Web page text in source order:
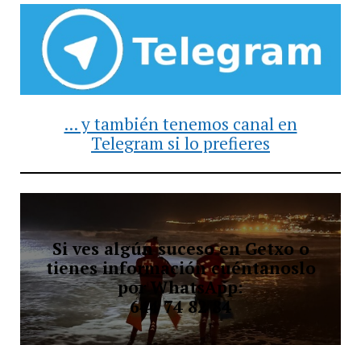
... y también tenemos canal en
Telegram si lo prefieres
Si ves algún suceso en Getxo o
tienes información cuéntanoslo
por WhatsApp:
644 74 82 84